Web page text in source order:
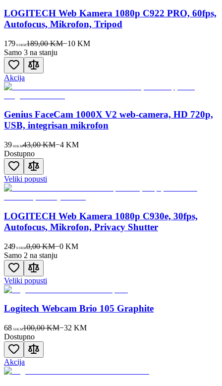
LOGITECH Web Kamera 1080p C922 PRO, 60fps,
Autofocus, Mikrofon, Tripod
179 00KM189,00 KM−10 KM
Samo 3 na stanju
Akcija
Genius FaceCam 1000X V2 web-camera, HD 720p,
USB, integrisan mikrofon
39 00KM43,00 KM−4KM
Dostupno
Veliki popusti
LOGITECH Web Kamera 1080p C930e, 30fps,
Autofocus, Mikrofon, Privacy Shutter
249 00KM0,00 KM−0 KM
Samo 2 na stanju
Veliki popusti
Logitech Webcam Brio 105 Graphite
68 50KM100,00 KM−32 KM
Dostupno
Akcija